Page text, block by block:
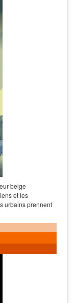
belge
et les
urbains prennent